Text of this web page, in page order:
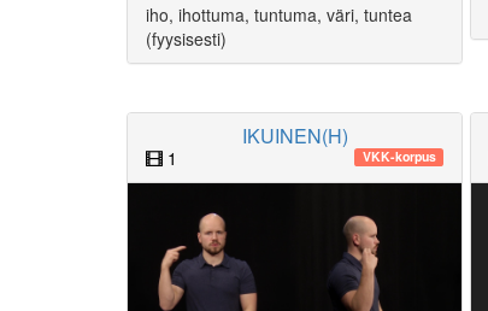
iho, ihottuma, tuntuma, väri, tuntea
(fyysisesti)
IKUINEN(H)
1 VKK-korpus